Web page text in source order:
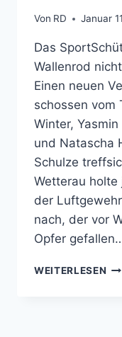
Von RD Januar
Das
Wallenrod
Einen neuen
schossen vom
Winter,
und Natascha
Schulze
Wetterau
der
nach, der vor
Opfer
WEITERLESEN